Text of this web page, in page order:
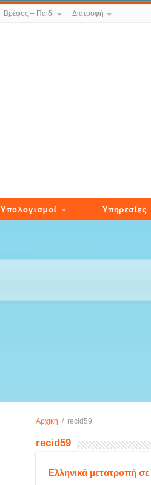
Βρέφος – Παιδί Διατροφή
Υπολογισμοί Υπηρεσίες
Αρχική / recid59
recid59
Ελληνικά μετατροπή